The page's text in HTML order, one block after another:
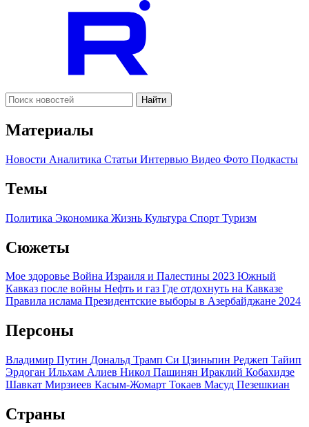
Найти
Материалы
Новости Аналитика Статьи Интервью Видео Фото Подкасты
Темы
Политика Экономика Жизнь Культура Спорт Туризм
Сюжеты
Мое здоровье Война Израиля и Палестины 2023 Южный
Кавказ после войны Нефть и газ Где отдохнуть на Кавказе
Правила ислама Президентские выборы в Азербайджане 2024
Персоны
Владимир Путин Дональд Трамп Си Цзиньпин Реджеп Тайип
Эрдоган Ильхам Алиев Никол Пашинян Ираклий Кобахидзе
Шавкат Мирзиеев Касым-Жомарт Токаев Масуд Пезешкиан
Страны